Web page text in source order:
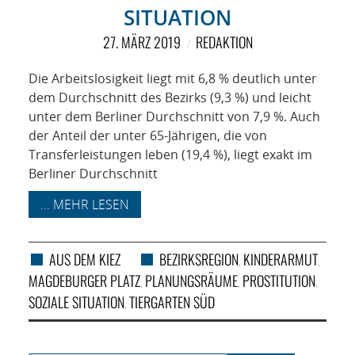
MEINUNG
AUS DEM KIEZ
GEWERBE UND
GASTRONOMIE
KINDER,
HERANWACHSENDE,
SCHULE
KUNST UND
SITUATION
27. MÄRZ 2019 REDAKTION
Die Arbeitslosigkeit liegt mit 6,8 % deutlich unter
dem Durchschnitt des Bezirks (9,3 %) und leicht
unter dem Berliner Durchschnitt von 7,9 %. Auch
der Anteil der unter 65-Jährigen, die von
Transferleistungen leben (19,4 %), liegt exakt im
Berliner Durchschnitt
... MEHR LESEN
AUS DEM KIEZ BEZIRKSREGION, KINDERARMUT,
MAGDEBURGER PLATZ, PLANUNGSRÄUME, PROSTITUTION,
SOZIALE SITUATION,TIERGARTEN SÜD